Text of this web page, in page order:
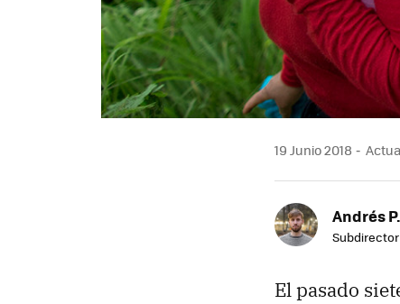
19 Junio 2018
Andrés
El pasado